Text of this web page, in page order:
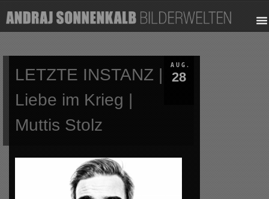
AUG.
28
LETZTE INSTANZ |
Liebe im Krieg |
Muttis Stolz